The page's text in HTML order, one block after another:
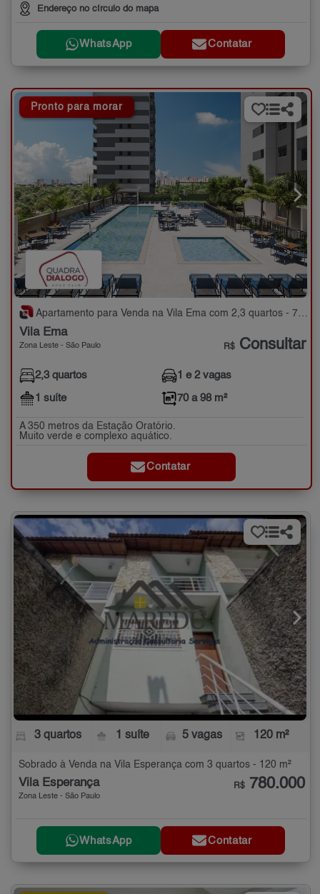
Endereço no círculo do mapa
WhatsApp Contatar
Pronto para morar
Apartamento para Venda na Vila Ema com 2,3 quartos - 70 a 98 m²
Vila Ema
Zona Leste - São Paulo R$ Consultar
2,3 quartos
1 suíte
1 e 2 vagas
70 a 98 m²
A 350 metros da Estação Oratório.
Muito verde e complexo aquático.
Contatar
3 quartos 1 suíte 5 vagas 120 m²
Sobrado à Venda na Vila Esperança com 3 quartos - 120 m²
Vila Esperança
Zona Leste - São Paulo
R$ 780.000
WhatsApp Contatar